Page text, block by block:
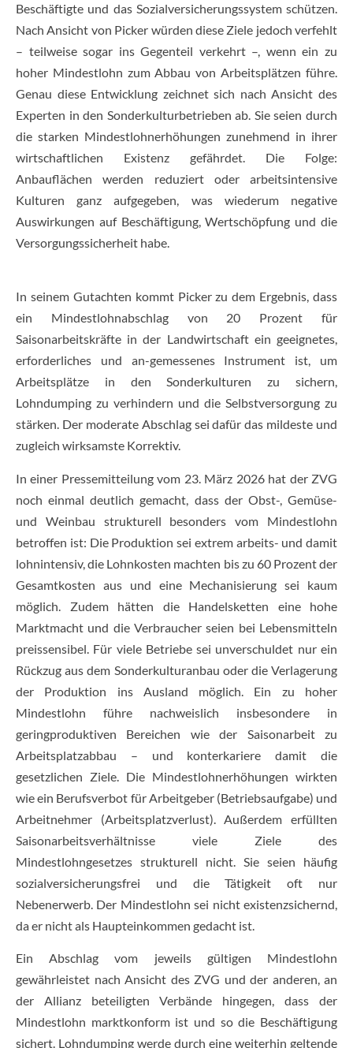
Beschäftigte und das Sozialversicherungssystem schützen.
Nach Ansicht von Picker würden diese Ziele jedoch verfehlt
– teilweise sogar ins Gegenteil verkehrt –, wenn ein zu
hoher Mindestlohn zum Abbau von Arbeitsplätzen führe.
Genau diese Entwicklung zeichnet sich nach Ansicht des
Experten in den Sonderkulturbetrieben ab. Sie seien durch
die starken Mindestlohnerhöhungen zunehmend in ihrer
wirtschaftlichen Existenz gefährdet. Die Folge:
Anbauflächen werden reduziert oder arbeitsintensive
Kulturen ganz aufgegeben, was wiederum negative
Auswirkungen auf Beschäftigung, Wertschöpfung und die
Versorgungssicherheit habe.
In seinem Gutachten kommt Picker zu dem Ergebnis, dass
ein Mindestlohnabschlag von 20 Prozent für
Saisonarbeitskräfte in der Landwirtschaft ein geeignetes,
erforderliches und an-gemessenes Instrument ist, um
Arbeitsplätze in den Sonderkulturen zu sichern,
Lohndumping zu verhindern und die Selbstversorgung zu
stärken. Der moderate Abschlag sei dafür das mildeste und
zugleich wirksamste Korrektiv.
In einer Pressemitteilung vom 23. März 2026 hat der ZVG
noch einmal deutlich gemacht, dass der Obst-, Gemüse-
und Weinbau strukturell besonders vom Mindestlohn
betroffen ist: Die Produktion sei extrem arbeits- und damit
lohnintensiv, die Lohnkosten machten bis zu 60 Prozent der
Gesamtkosten aus und eine Mechanisierung sei kaum
möglich. Zudem hätten die Handelsketten eine hohe
Marktmacht und die Verbraucher seien bei Lebensmitteln
preissensibel. Für viele Betriebe sei unverschuldet nur ein
Rückzug aus dem Sonderkulturanbau oder die Verlagerung
der Produktion ins Ausland möglich. Ein zu hoher
Mindestlohn führe nachweislich insbesondere in
geringproduktiven Bereichen wie der Saisonarbeit zu
Arbeitsplatzabbau – und konterkariere damit die
gesetzlichen Ziele. Die Mindestlohnerhöhungen wirkten
wie ein Berufsverbot für Arbeitgeber (Betriebsaufgabe) und
Arbeitnehmer (Arbeitsplatzverlust). Außerdem erfüllten
Saisonarbeitsverhältnisse viele Ziele des
Mindestlohngesetzes strukturell nicht. Sie seien häufig
sozialversicherungsfrei und die Tätigkeit oft nur
Nebenerwerb. Der Mindestlohn sei nicht existenzsichernd,
da er nicht als Haupteinkommen gedacht ist.
Ein Abschlag vom jeweils gültigen Mindestlohn
gewährleistet nach Ansicht des ZVG und der anderen, an
der Allianz beteiligten Verbände hingegen, dass der
Mindestlohn marktkonform ist und so die Beschäftigung
sichert. Lohndumping werde durch eine weiterhin geltende